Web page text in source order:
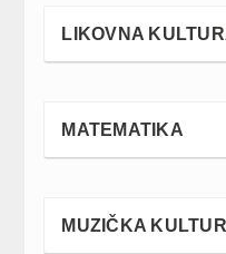
LIKOVNA
MATEMATIKA
MUZIČKA